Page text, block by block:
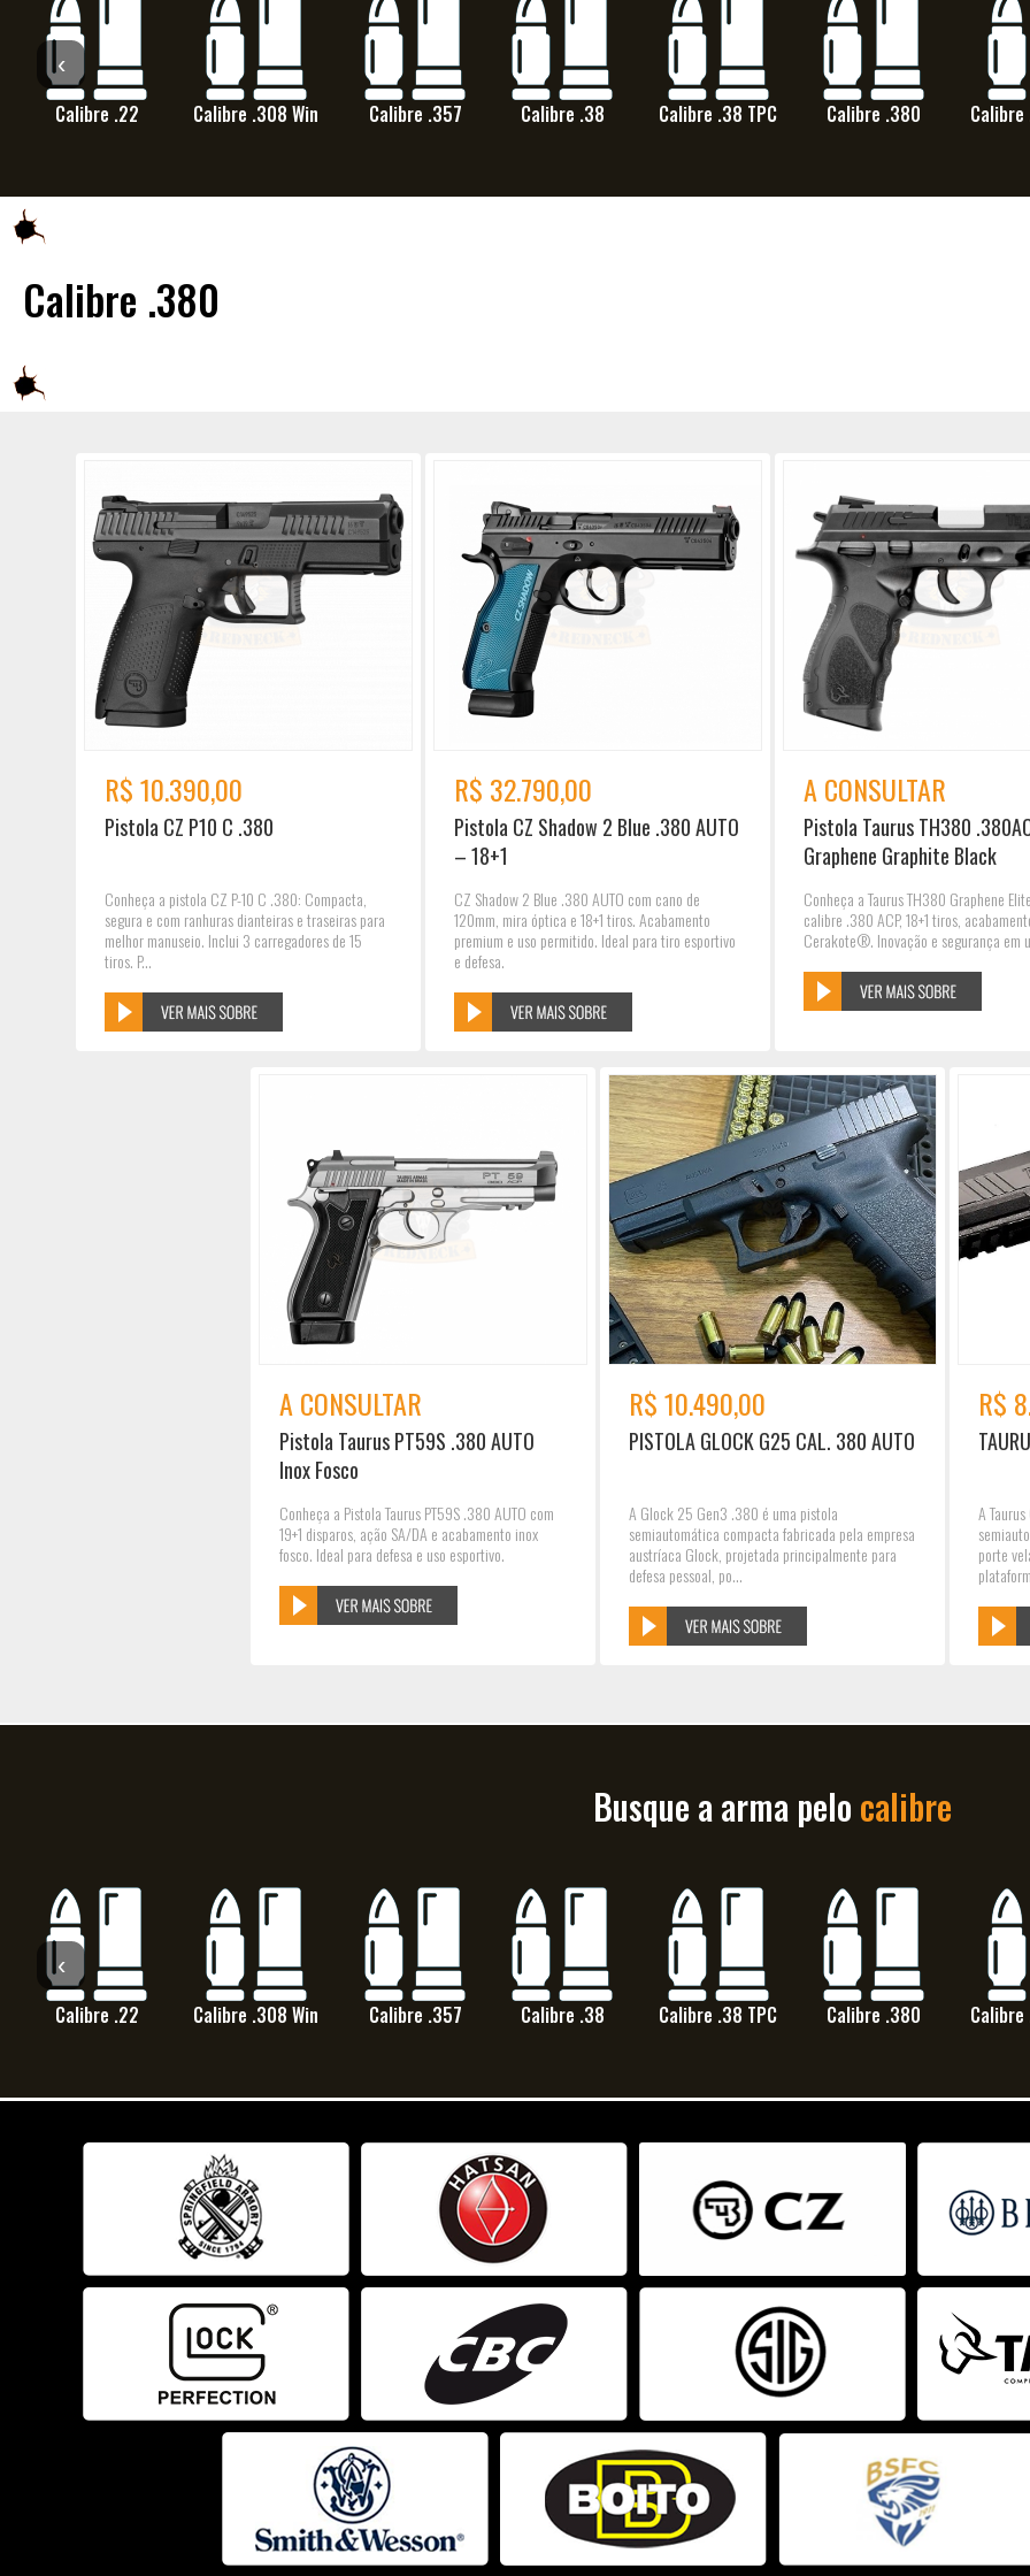
‹
Calibre .22 Calibre .308 Win Calibre .357 Calibre .38 Calibre .38 TPC Calibre .380
Calibre .380
R$ 10.390,00
Pistola CZ P10 C .380
Conheça a pistola CZ P-10 C .380: Compacta,
segura e com ranhuras dianteiras e traseiras para
melhor manuseio. Inclui 3 carregadores de 15
tiros. P...
R$ 32.790,00
Pistola CZ Shadow 2 Blue .380 AUTO
– 18+1
CZ Shadow 2 Blue .380 AUTO com cano de
120mm, mira óptica e 18+1 tiros. Acabamento
premium e uso permitido. Ideal para tiro esportivo
e defesa.
A CONSULTAR
Pistola Taurus TH380
Graphene Graphite Black
Conheça a Taurus TH380 Graphene
calibre .380 ACP, 18+1 tiros,
Cerakote®. Inovação e segurança em
A CONSULTAR
Pistola Taurus PT59S .380 AUTO
Inox Fosco
Conheça a Pistola Taurus PT59S .380 AUTO com
19+1 disparos, ação SA/DA e acabamento inox
fosco. Ideal para defesa e uso esportivo.
R$ 10.490,00
PISTOLA GLOCK G25 CAL. 380 AUTO
A Glock 25 Gen3 .380 é uma pistola
semiautomática compacta fabricada pela empresa
austríaca Glock, projetada principalmente para
defesa pessoal, po...
R$
A
porte
Busque a arma pelo calibre
‹
Calibre .22 Calibre .308 Win Calibre .357 Calibre .38 Calibre .38 TPC Calibre .380